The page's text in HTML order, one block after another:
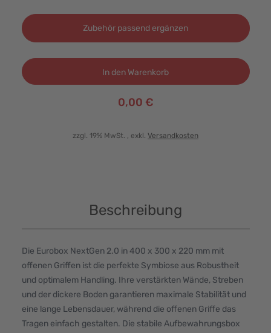
Zubehör passend ergänzen
In den Warenkorb
0,00 €
zzgl. 19% MwSt. , exkl. Versandkosten
Beschreibung
Die Eurobox NextGen 2.0 in 400 x 300 x 220 mm mit
offenen Griffen ist die perfekte Symbiose aus Robustheit
und optimalem Handling. Ihre verstärkten Wände, Streben
und der dickere Boden garantieren maximale Stabilität und
eine lange Lebensdauer, während die offenen Griffe das
Tragen einfach gestalten. Die stabile Aufbewahrungsbox